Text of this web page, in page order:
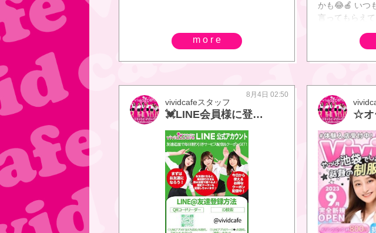
more
かも😂🍎 いつ
言ってもらえ
うございまし
した☺️🩵 最初
い時間を過ご
🥹✨ 会いに来
のおかげで、
な1日になりま
がとう🩵 これ
た！」って思
にたくさん作
🌼 今日も読ん
更新します🐥🍎
vividcafeスタッフ
💓LINE会員様に登録すると毎日60分2,200円＆無料飲み放題付き💓
8月4日 02:50